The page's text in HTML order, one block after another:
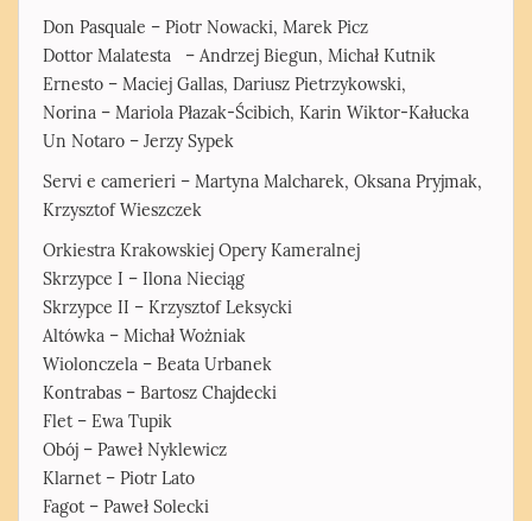
Don Pasquale – Piotr Nowacki, Marek Picz
Dottor Malatesta – Andrzej Biegun, Michał Kutnik
Ernesto – Maciej Gallas, Dariusz Pietrzykowski,
Norina – Mariola Płazak-Ścibich, Karin Wiktor-Kałucka
Un Notaro – Jerzy Sypek
Servi e camerieri – Martyna Malcharek, Oksana Pryjmak,
Krzysztof Wieszczek
Orkiestra Krakowskiej Opery Kameralnej
Skrzypce I – Ilona Nieciąg
Skrzypce II – Krzysztof Leksycki
Altówka – Michał Wożniak
Wiolonczela – Beata Urbanek
Kontrabas – Bartosz Chajdecki
Flet – Ewa Tupik
Obój – Paweł Nyklewicz
Klarnet – Piotr Lato
Fagot – Paweł Solecki